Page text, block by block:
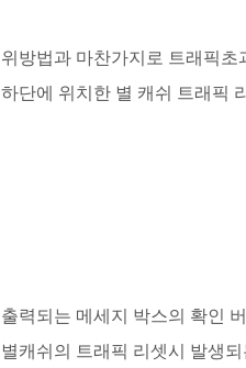
위방법과 마찬가지로 트래픽
하단에 위치한 별 캐쉬 트래픽
출력되는 메세지 박스의 확인
별캐쉬의 트래픽 리셋시 발생